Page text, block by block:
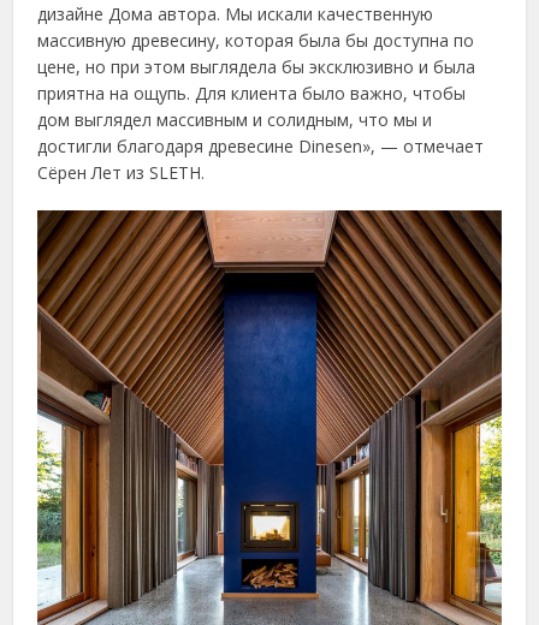
дизайне Дома автора. Мы искали качественную
массивную древесину, которая была бы доступна по
цене, но при этом выглядела бы эксклюзивно и была
приятна на ощупь. Для клиента было важно, чтобы
дом выглядел массивным и солидным, что мы и
достигли благодаря древесине Dinesen», — отмечает
Сёрен Лет из SLETH.